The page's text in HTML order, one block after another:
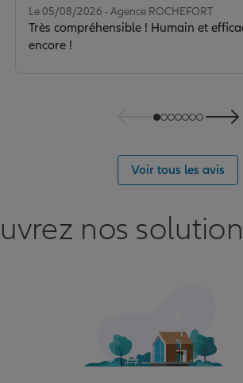
Le 05/08/2026 - Agence ROCHEFORT
Très compréhensible ! Humain et
encore !
Voir tous les avis
nos